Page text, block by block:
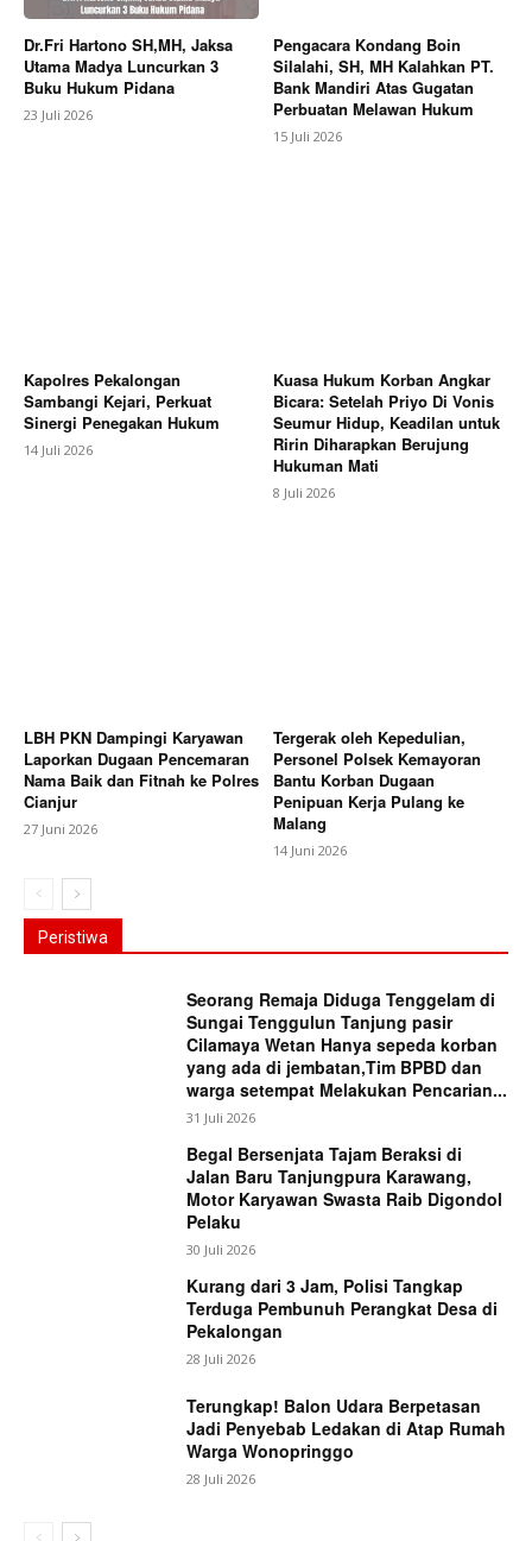
Dr.Fri Hartono SH,MH, Jaksa
Utama Madya Luncurkan 3
Buku Hukum Pidana
23 Juli 2026
Pengacara Kondang Boin
Silalahi, SH, MH Kalahkan PT.
Bank Mandiri Atas Gugatan
Perbuatan Melawan Hukum
15 Juli 2026
Kapolres Pekalongan
Sambangi Kejari, Perkuat
Sinergi Penegakan Hukum
14 Juli 2026
Kuasa Hukum Korban Angkar
Bicara: Setelah Priyo Di Vonis
Seumur Hidup, Keadilan untuk
Ririn Diharapkan Berujung
Hukuman Mati
8 Juli 2026
LBH PKN Dampingi Karyawan
Laporkan Dugaan Pencemaran
Nama Baik dan Fitnah ke Polres
Cianjur
27 Juni 2026
Tergerak oleh Kepedulian,
Personel Polsek Kemayoran
Bantu Korban Dugaan
Penipuan Kerja Pulang ke
Malang
14 Juni 2026
Peristiwa
Seorang Remaja Diduga Tenggelam di
Sungai Tenggulun Tanjung pasir
Cilamaya Wetan Hanya sepeda korban
yang ada di jembatan,Tim BPBD dan
warga setempat Melakukan Pencarian...
31 Juli 2026
Begal Bersenjata Tajam Beraksi di
Jalan Baru Tanjungpura Karawang,
Motor Karyawan Swasta Raib Digondol
Pelaku
30 Juli 2026
Kurang dari 3 Jam, Polisi Tangkap
Terduga Pembunuh Perangkat Desa di
Pekalongan
28 Juli 2026
Terungkap! Balon Udara Berpetasan
Jadi Penyebab Ledakan di Atap Rumah
Warga Wonopringgo
28 Juli 2026